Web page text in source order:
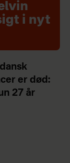
i nyt
er død:
27 år